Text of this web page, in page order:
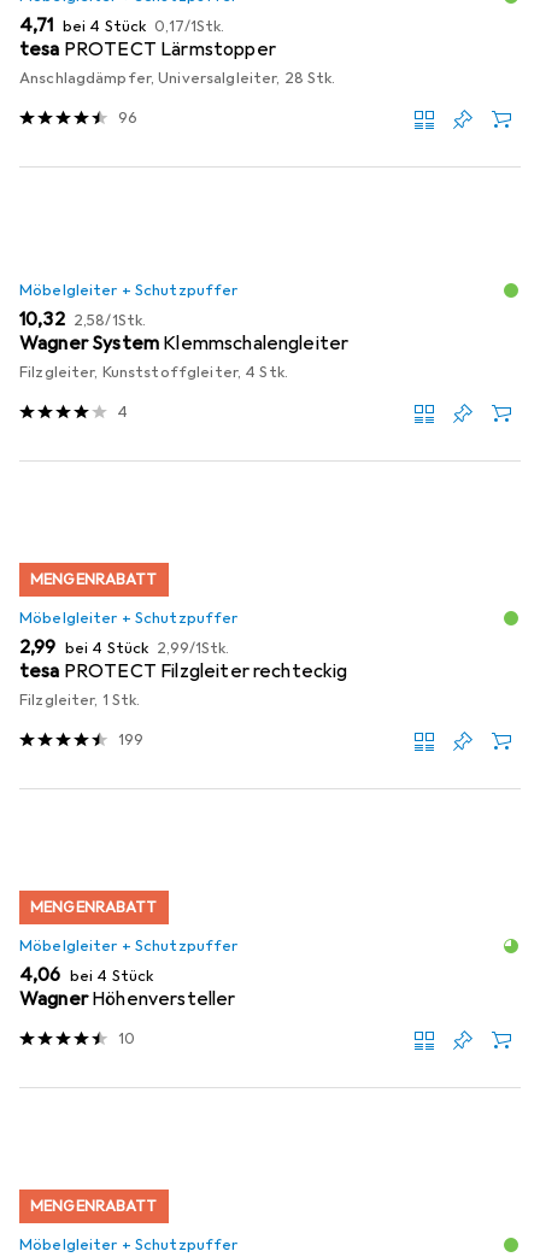
EUR
4,71 bei 4 Stück EUR
0,17/1Stk.
tesa PROTECT Lärmstopper
Anschlagdämpfer, Universalgleiter, 28 Stk.
96
Möbelgleiter + Schutzpuffer
EUR
10,32 EUR
2,58/1Stk.
Wagner System Klemmschalengleiter
Filzgleiter, Kunststoffgleiter, 4 Stk.
4
MENGENRABATT
Möbelgleiter + Schutzpuffer
EUR
2,99 bei 4 Stück EUR
2,99/1Stk.
tesa PROTECT Filzgleiter rechteckig
Filzgleiter, 1 Stk.
199
MENGENRABATT
Möbelgleiter + Schutzpuffer
EUR
4,06 bei 4 Stück
Wagner Höhenversteller
10
MENGENRABATT
Möbelgleiter + Schutzpuffer